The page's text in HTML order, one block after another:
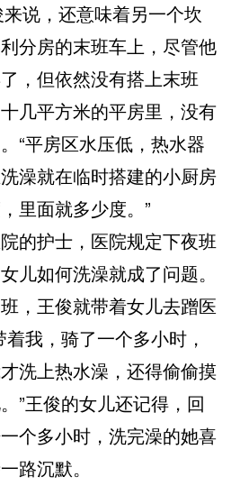
说，还意味着另一个坎
分房的末班车上，尽管他
，但依然没有搭上末班
几平方米的平房里，没有
“平房区水压低，热水器
澡就在临时搭建的小厨房
里面就多少度。”
护士，医院规定下夜班
儿如何洗澡就成了问题。
，王俊就带着女儿去蹭医
我，骑了一个多小时，
洗上热水澡，还得偷偷摸
”王俊的女儿还记得，回
个多小时，洗完澡的她喜
路沉默。